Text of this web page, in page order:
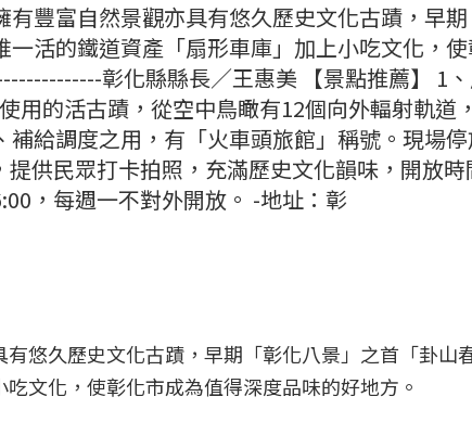
有豐富自然景觀亦具有悠久歷史文化古蹟，早
活的鐵道資產「扇形車庫」加上小吃文化，
彰化縣縣長／王惠美 【景點推薦】 1
用的活古蹟，從空中鳥瞰有12個向外輻射軌道
給調度之用，有「火車頭旅館」稱號。現場
供民眾打卡拍照，充滿歷史文化韻味，開放
，每週一不對外開放。 -地址：彰
悠久歷史文化古蹟，早期「彰化八景」之首「卦山
文化，使彰化市成為值得深度品味的好地方。